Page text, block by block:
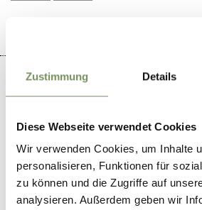
Zustimmung Details
Diese Webseite verwendet Cookies
Wir verwenden Cookies, um Inhalte
personalisieren, Funktionen für
zu können und die Zugriffe auf
analysieren. Außerdem geben wir
+
−